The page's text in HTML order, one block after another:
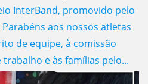
InterBand, promovido pelo
aos nossos atletas
de equipe, à comissão
e às famílias pelo...